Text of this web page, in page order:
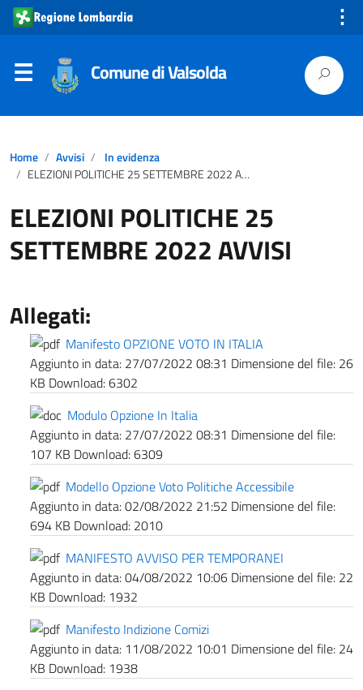
⋮
Comune di Valsolda
Home Avvisi
In evidenza
ELEZIONI POLITICHE 25 SETTEMBRE 2022 AVVISI
ELEZIONI POLITICHE 25
SETTEMBRE 2022 AVVISI
Allegati:
Manifesto OPZIONE VOTO IN ITALIA
Aggiunto in data: 27/07/2022 08:31 Dimensione del file: 26
KB Download:6302
Modulo Opzione In Italia
Aggiunto in data: 27/07/2022 08:31 Dimensione del file:
107 KB Download:6309
Modello Opzione Voto Politiche Accessibile
Aggiunto in data:02/08/2022 21:52 Dimensione del file:
694 KB Download: 2010
MANIFESTO AVVISO PER TEMPORANEI
Aggiunto in data:04/08/2022 10:06 Dimensione del file: 22
KB Download: 1932
Manifesto Indizione Comizi
Aggiunto in data: 11/08/2022 10:01 Dimensione del file: 24
KB Download: 1938